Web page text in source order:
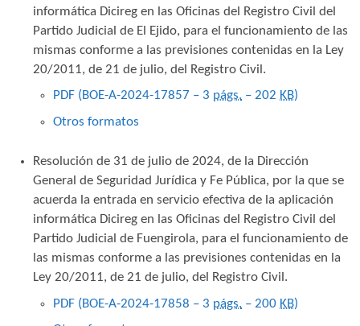
informática Dicireg en las Oficinas del Registro Civil del
Partido Judicial de El Ejido, para el funcionamiento de las
mismas conforme a las previsiones contenidas en la Ley
20/2011, de 21 de julio, del Registro Civil.
PDF (BOE-A-2024-17857 – 3 págs. – 202 KB)
Otros formatos
Resolución de 31 de julio de 2024, de la Dirección
General de Seguridad Jurídica y Fe Pública, por la que se
acuerda la entrada en servicio efectiva de la aplicación
informática Dicireg en las Oficinas del Registro Civil del
Partido Judicial de Fuengirola, para el funcionamiento de
las mismas conforme a las previsiones contenidas en la
Ley 20/2011, de 21 de julio, del Registro Civil.
PDF (BOE-A-2024-17858 – 3 págs. – 200 KB)